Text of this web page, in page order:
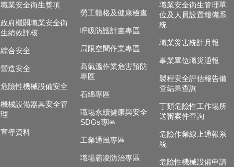
職業安全衛生獎項
政府機關職業安全衛
生績效評核
綜合安全
營造安全
危險性機械設備安全
機械設備器具安全管
理
宣導資料
勞工體格及健康檢查
呼吸防護計畫專區
局限空間作業專區
高氣溫作業危害預防
專區
石綿專區
職場永續健康與安全
SDGs專區
工業通風專區
職場霸凌防治專區
職業安全衛生管理單
位及人員設置報備系
統
職業災害統計月報
事業單位職災通報
製程安全評估報告備
查結果查詢
丁類危險性工作場所
送審案件查詢
危險作業線上通報系
統
危險性機械設備申請